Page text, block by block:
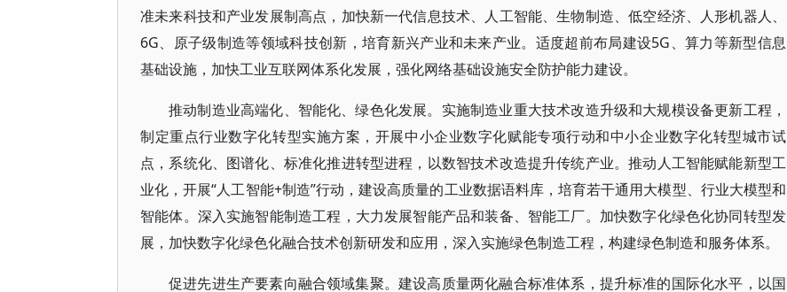
准未来科技和产业发展制高点，加快新一代信息技术、人工智能、生物制造、低空经济、人形机器人、
6G、原子级制造等领域科技创新，培育新兴产业和未来产业。适度超前布局建设5G、算力等新型信息
基础设施，加快工业互联网体系化发展，强化网络基础设施安全防护能力建设。
推动制造业高端化、智能化、绿色化发展。实施制造业重大技术改造升级和大规模设备更新工程，
制定重点行业数字化转型实施方案，开展中小企业数字化赋能专项行动和中小企业数字化转型城市试
点，系统化、图谱化、标准化推进转型进程，以数智技术改造提升传统产业。推动人工智能赋能新型工
业化，开展“人工智能+制造”行动，建设高质量的工业数据语料库，培育若干通用大模型、行业大模型和
智能体。深入实施智能制造工程，大力发展智能产品和装备、智能工厂。加快数字化绿色化协同转型发
展，加快数字化绿色化融合技术创新研发和应用，深入实施绿色制造工程，构建绿色制造和服务体系。
促进先进生产要素向融合领域集聚。建设高质量两化融合标准体系，提升标准的国际化水平，以国